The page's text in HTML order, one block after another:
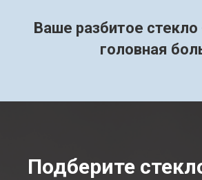
Ваше разбитое
головная
Подберите